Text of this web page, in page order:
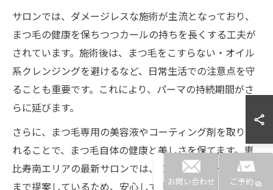
サロンでは、ダメージレスな施術が主流となっており、
まつ毛の健康を保ちつつカールの持ちを長くする工夫が
されています。施術後は、まつ毛をこすらない・オイル
系クレンジングを避けるなど、日常生活での注意点を守
ることも重要です。これにより、パーマの持続期間がさ
らに延びます。
さらに、まつ毛専用の美容液やコーティング剤を取り入
れることで、まつ毛自体の健康と美しさを保てます。恵
比寿南エリアの最新サロンでは、こうしたアフターケア
まで提案しているため、安心して理想の目元作りができ
お問い合わせ ご予約